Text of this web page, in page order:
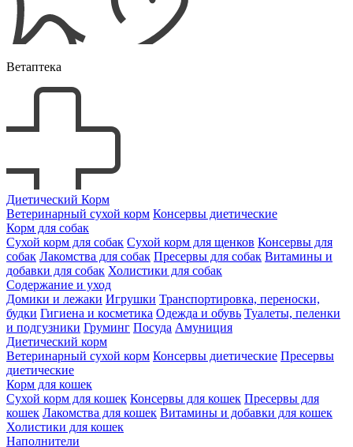
Ветаптека
Диетический Корм
Ветеринарный сухой корм Консервы диетические
Корм для собак
Сухой корм для собак Сухой корм для щенков Консервы для
собак Лакомства для собак Пресервы для собак Витамины и
добавки для собак Холистики для собак
Содержание и уход
Домики и лежаки Игрушки Транспортировка, переноски,
будки Гигиена и косметика Одежда и обувь Туалеты, пеленки
и подгузники Груминг Посуда Амуниция
Диетический корм
Ветеринарный сухой корм Консервы диетические Пресервы
диетические
Корм для кошек
Сухой корм для кошек Консервы для кошек Пресервы для
кошек Лакомства для кошек Витамины и добавки для кошек
Холистики для кошек
Наполнители